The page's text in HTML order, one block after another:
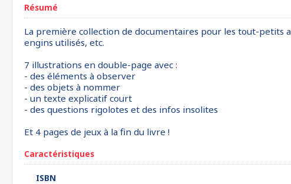
Résumé
La première collection de documentaires pour les tout-petits
engins utilisés, etc.
7 illustrations en double-page avec :
- des éléments à observer
- des objets à nommer
- un texte explicatif court
- des questions rigolotes et des infos insolites
Et 4 pages de jeux à la fin du livre !
Caractéristiques
ISBN